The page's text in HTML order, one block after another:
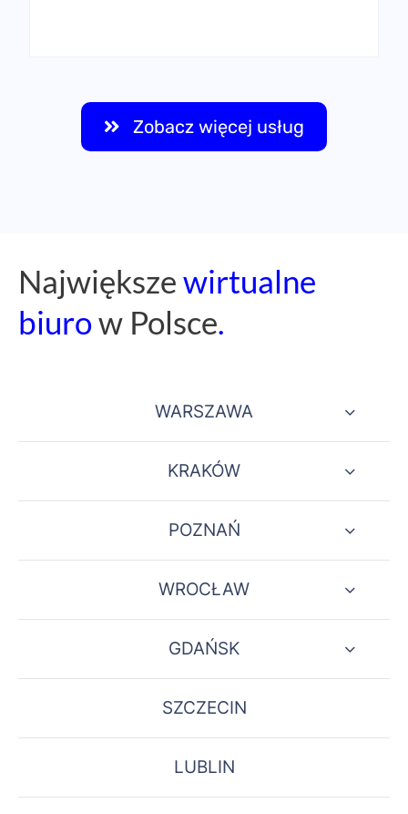
Zobacz więcej usług
Największewirtualne
biurow Polsce.
WARSZAWA
KRAKÓW
POZNAŃ
WROCŁAW
GDAŃSK
SZCZECIN
LUBLIN